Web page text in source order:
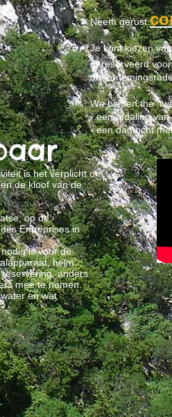
Neem gerust
Je kunt kiezen
gereserveerd
We bieden the
- een afdaling
- een dagtocht
is het verplicht om
de kloof van de
op de
Entreprises in
is voor de
helm.
anders
mee te nemen.
en wat